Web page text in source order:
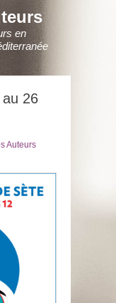
en
au 26
Auteurs